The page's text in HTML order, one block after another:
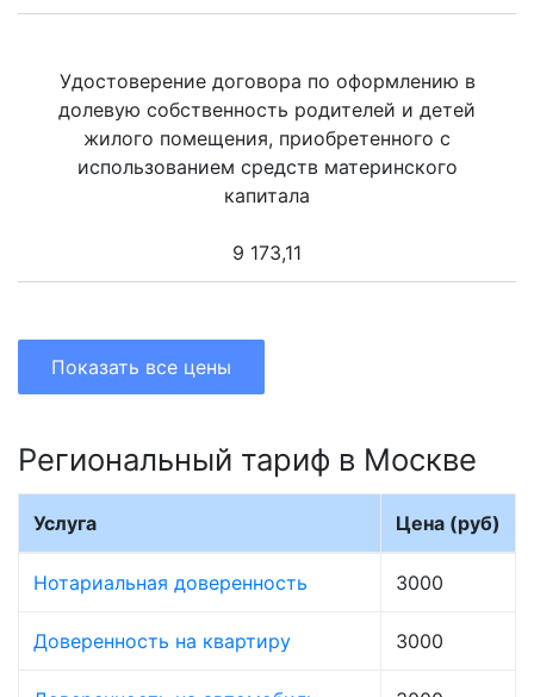
Удостоверение договора по оформлению в
долевую собственность родителей и детей
жилого помещения, приобретенного с
использованием средств материнского
капитала
9 173,11
Показать все цены
Региональный тариф в Москве
Услуга Цена (руб)
Нотариальная доверенность 3000
Доверенность на квартиру 3000